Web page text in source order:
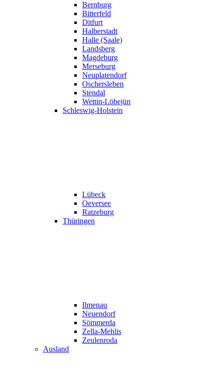
Bernburg
Bitterfeld
Ditfurt
Halberstadt
Halle (Saale)
Landsberg
Magdeburg
Merseburg
Neuplatendorf
Oschersleben
Stendal
Wettin-Löbejün
Schleswig-Holstein
Lübeck
Oeversee
Ratzeburg
Thüringen
Ilmenau
Neuendorf
Sömmerda
Zella-Mehlis
Zeulenroda
Ausland